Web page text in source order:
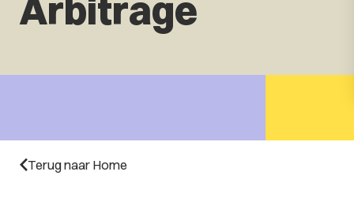
Arbitrage
Terug naar Home